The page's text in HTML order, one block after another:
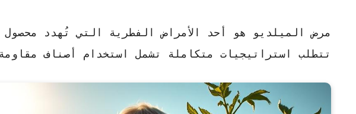
مرض الميلديو هو أحد الأمراض الفطرية التي تُهدد
تتطلب استراتيجيات متكاملة تشمل استخدام أصناف